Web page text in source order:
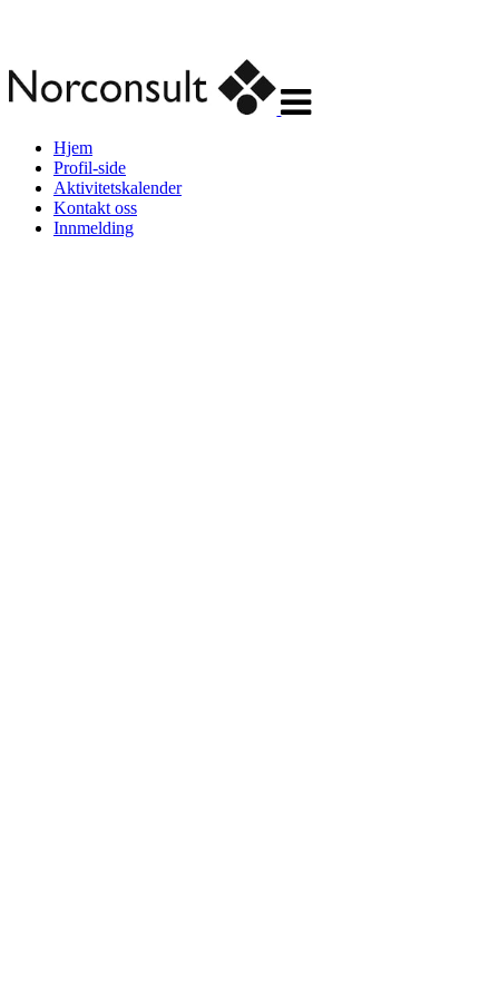
navigasjon
Hjem
Profil-side
Aktivitetskalender
Kontakt oss
Innmelding